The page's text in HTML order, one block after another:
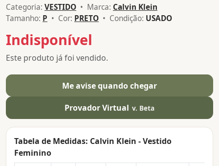
Categoria: VESTIDO • Marca: Calvin Klein
Tamanho: P • Cor: PRETO • Condição: USADO
Indisponível
Este produto já foi vendido.
Me avise quando chegar
Provador Virtual v. Beta
Tabela de Medidas: Calvin Klein - Vestido
Feminino